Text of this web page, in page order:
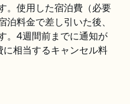
。使用した宿泊費（必要
泊料金で差し引いた後、
。4週間前までに通知が
相当するキャンセル料